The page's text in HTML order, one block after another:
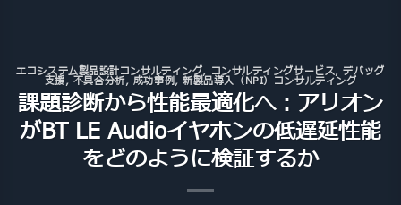
エコシステム製品設計コンサルティング, コンサルティングサービス,デバッグ
支援, 不具合分析, 成功事例,新製品導入（NPI）コンサルティング
課題診断から性能最適化へ：アリオン
がBT LE Audioイヤホンの低遅延性能
をどのように検証するか